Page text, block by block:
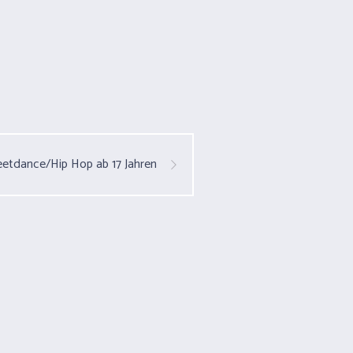
Hip Hop ab 17 Jahren